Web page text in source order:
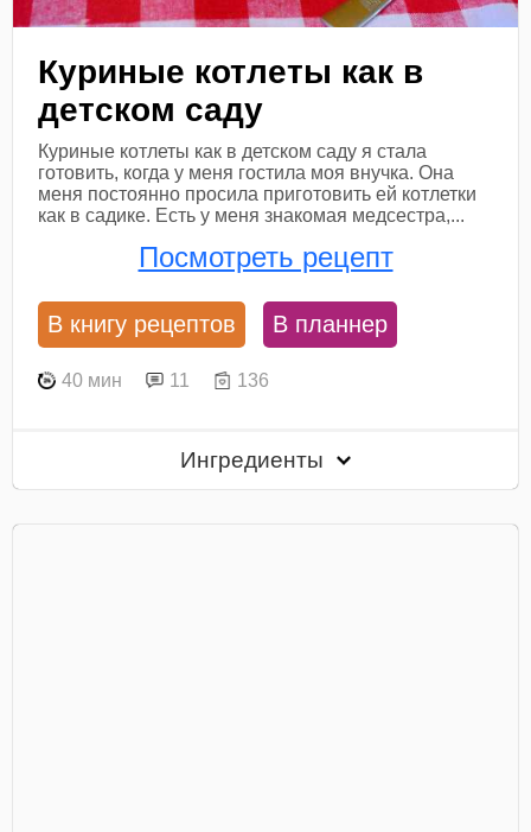
Куриные котлеты как в
детском саду
Куриные котлеты как в детском саду я стала
готовить, когда у меня гостила моя внучка. Она
меня постоянно просила приготовить ей котлетки
как в садике. Есть у меня знакомая медсестра,...
Посмотреть рецепт
В книгу рецептов В планнер
40 мин 11 136
Ингредиенты